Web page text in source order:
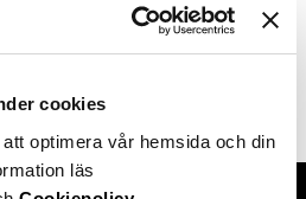
cookies
optimera vår hemsida och din
läs
som inte står i mitt namn (t.ex.